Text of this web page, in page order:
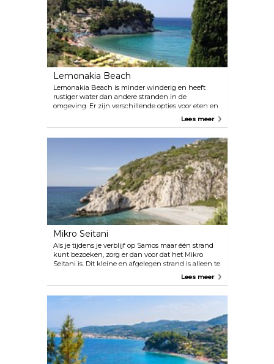
Lemonakia Beach
Lemonakia Beach is minder winderig en heeft
rustiger water dan andere stranden in de
omgeving. Er zijn verschillende opties voor eten en
drinken (Andreas Place is het populairste
restaurant in de omgeving), en er zijn ook douches,
Lees meer
Mikro Seitani
Als je tijdens je verblijf op Samos maar één strand
kunt bezoeken, zorg er dan voor dat het Mikro
Seitani is. Dit kleine en afgelegen strand is alleen te
voet of per boot bereikbaar en het is zeker deLees meer